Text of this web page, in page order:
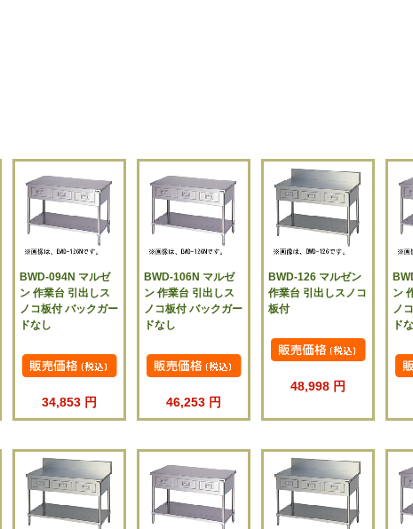
BWD-094N マルゼ
ン 作業台 引出しス
ノコ板付 バックガー
ドなし
34,853 円
BWD-106N マルゼ
ン 作業台 引出しス
ノコ板付 バックガー
ドなし
46,253 円
BWD-126 マルゼン
作業台 引出しスノコ
板付
48,998 円
ン
ノ
ド